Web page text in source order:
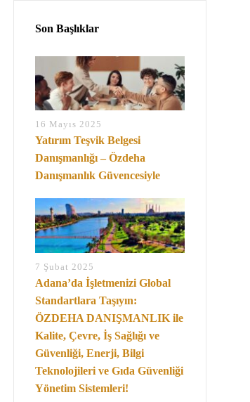
Son Başlıklar
16 Mayıs 2025
Yatırım Teşvik Belgesi
Danışmanlığı – Özdeha
Danışmanlık Güvencesiyle
7 Şubat 2025
Adana’da İşletmenizi Global
Standartlara Taşıyın:
ÖZDEHA DANIŞMANLIK ile
Kalite, Çevre, İş Sağlığı ve
Güvenliği, Enerji, Bilgi
Teknolojileri ve Gıda Güvenliği
Yönetim Sistemleri!